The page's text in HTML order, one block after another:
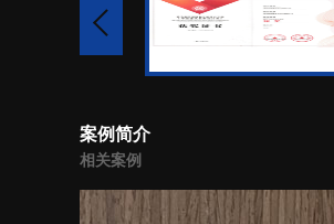
案例简介
相关案例